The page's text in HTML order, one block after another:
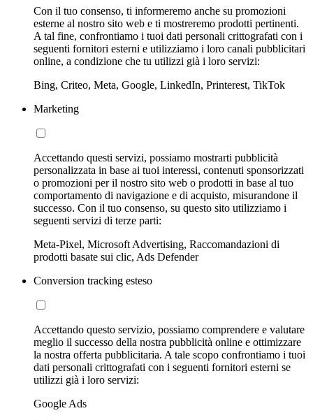
Con il tuo consenso, ti informeremo anche su promozioni
esterne al nostro sito web e ti mostreremo prodotti pertinenti.
A tal fine, confrontiamo i tuoi dati personali crittografati con i
seguenti fornitori esterni e utilizziamo i loro canali pubblicitari
online, a condizione che tu utilizzi già i loro servizi:
Bing, Criteo, Meta, Google, LinkedIn, Printerest, TikTok
Marketing
Accettando questi servizi, possiamo mostrarti pubblicità
personalizzata in base ai tuoi interessi, contenuti sponsorizzati
o promozioni per il nostro sito web o prodotti in base al tuo
comportamento di navigazione e di acquisto, misurandone il
successo. Con il tuo consenso, su questo sito utilizziamo i
seguenti servizi di terze parti:
Meta-Pixel, Microsoft Advertising, Raccomandazioni di
prodotti basate sui clic, Ads Defender
Conversion tracking esteso
Accettando questo servizio, possiamo comprendere e valutare
meglio il successo della nostra pubblicità online e ottimizzare
la nostra offerta pubblicitaria. A tale scopo confrontiamo i tuoi
dati personali crittografati con i seguenti fornitori esterni se
utilizzi già i loro servizi:
Google Ads